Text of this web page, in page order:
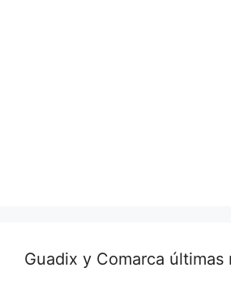
Guadix y Comarca últimas